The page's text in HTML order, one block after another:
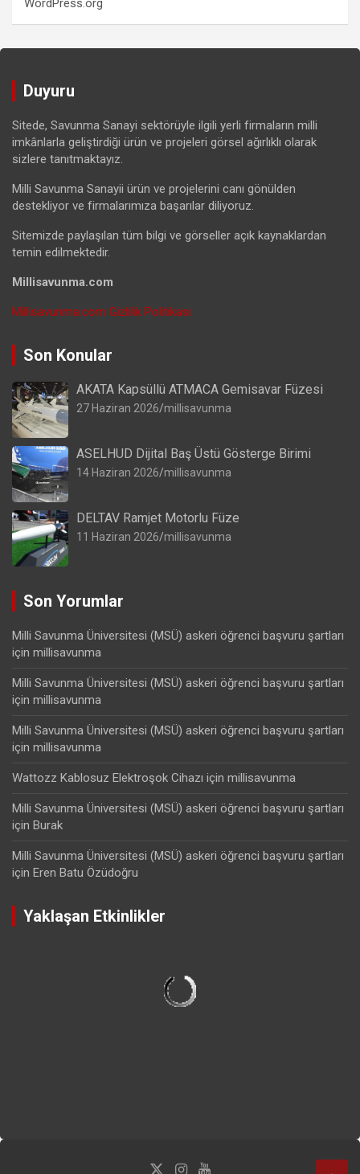
WordPress.org
Duyuru
Sitede, Savunma Sanayi sektörüyle ilgili yerli firmaların milli
imkânlarla geliştirdiği ürün ve projeleri görsel ağırlıklı olarak
sizlere tanıtmaktayız.
Milli Savunma Sanayii ürün ve projelerini canı gönülden
destekliyor ve firmalarımıza başarılar diliyoruz.
Sitemizde paylaşılan tüm bilgi ve görseller açık kaynaklardan
temin edilmektedir.
Millisavunma.com
Millisavunma.com Gizlilik Politikası
Son Konular
AKATA Kapsüllü ATMACA Gemisavar Füzesi
27 Haziran 2026 millisavunma
ASELHUD Dijital Baş Üstü Gösterge Birimi
14 Haziran 2026 millisavunma
DELTAV Ramjet Motorlu Füze
11 Haziran 2026 millisavunma
Son Yorumlar
Milli Savunma Üniversitesi (MSÜ) askeri öğrenci başvuru şartları
için millisavunma
Milli Savunma Üniversitesi (MSÜ) askeri öğrenci başvuru şartları
için millisavunma
Milli Savunma Üniversitesi (MSÜ) askeri öğrenci başvuru şartları
için millisavunma
Wattozz Kablosuz Elektroşok Cihazı için millisavunma
Milli Savunma Üniversitesi (MSÜ) askeri öğrenci başvuru şartları
için Burak
Milli Savunma Üniversitesi (MSÜ) askeri öğrenci başvuru şartları
için Eren Batu Özüdoğru
Yaklaşan Etkinlikler